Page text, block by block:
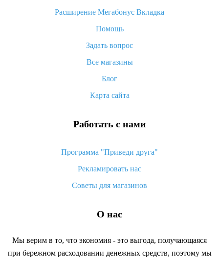
«AliExpress Standard Shipping»: что это за метод доставки и
как его отслеживать
Как покупать оптом на Алиэкспресс
Что делать, если не пришел товар с Алиэкспресс
возврата денег
Расширение Мегабонус Вкладка
Помощь
Задать вопрос
Все магазины
Блог
Карта сайта
Работать с нами
Программа "Приведи друга"
Рекламировать нас
Советы для магазинов
О нас
Мы верим в то, что экономия - это выгода, получающаяся
при бережном расходовании денежных средств, поэтому мы